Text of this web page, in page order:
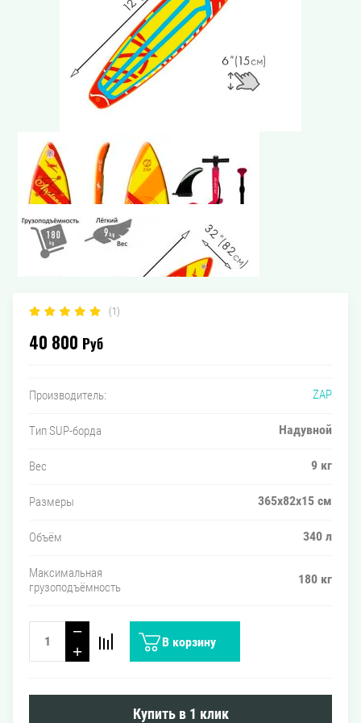
(1)
40 800 Руб
Производитель: ZAP
Тип SUP-борда Надувной
Вес 9 кг
Размеры 365x82x15 см
Объём 340 л
Максимальная
грузоподъёмность
180 кг
−
+
В корзину
Купить в 1 клик